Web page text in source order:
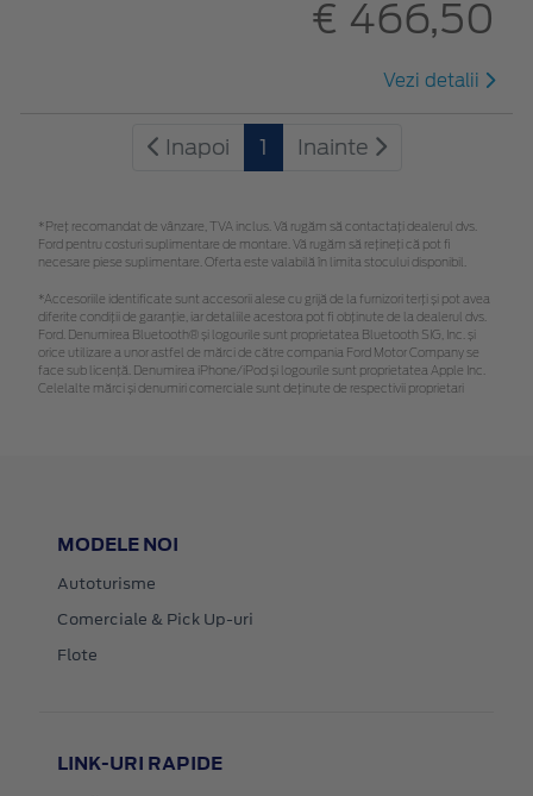
€ 466,50
Vezi detalii
Inapoi 1 Inainte
*Preţ recomandat de vânzare, TVA inclus. Vă rugăm să contactaţi dealerul dvs.
Ford pentru costuri suplimentare de montare. Vă rugăm să rețineți că pot fi
necesare piese suplimentare. Oferta este valabilă în limita stocului disponibil.
*Accesoriile identificate sunt accesorii alese cu grijă de la furnizori terți și pot avea
diferite condiții de garanție, iar detaliile acestora pot fi obținute de la dealerul dvs.
Ford. Denumirea Bluetooth® și logourile sunt proprietatea Bluetooth SIG, Inc. și
orice utilizare a unor astfel de mărci de către compania Ford Motor Company se
face sub licență. Denumirea iPhone/iPod și logourile sunt proprietatea Apple Inc.
Celelalte mărci și denumiri comerciale sunt deținute de respectivii proprietari
MODELE NOI
Autoturisme
Comerciale & Pick Up-uri
Flote
LINK-URI RAPIDE